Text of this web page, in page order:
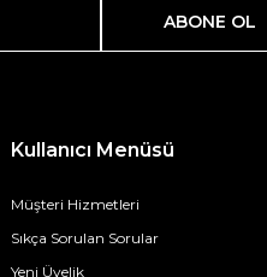
ABONE OL
Kullanıcı Menüsü
Müşteri Hizmetleri
Sıkça Sorulan Sorular
Yeni Üyelik